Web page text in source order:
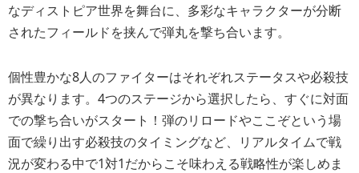
なディストピア世界を舞台に、多彩なキャラクターが分断
されたフィールドを挟んで弾丸を撃ち合います。
個性豊かな8人のファイターはそれぞれステータスや必殺技
が異なります。4つのステージから選択したら、すぐに対面
での撃ち合いがスタート！弾のリロードやここぞという場
面で繰り出す必殺技のタイミングなど、リアルタイムで戦
況が変わる中で1対1だからこそ味わえる戦略性が楽しめま